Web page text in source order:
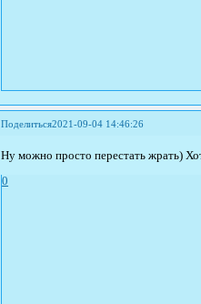
Поделиться2021-09-04 14:46:26
Ну можно просто перестать жрать)
0